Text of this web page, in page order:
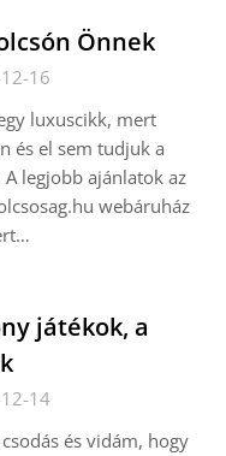
Önnek
16
luxuscikk, mert
és el sem tudjuk a
legjobb ajánlatok az
webáruház
játékok, a
14
és vidám, hogy